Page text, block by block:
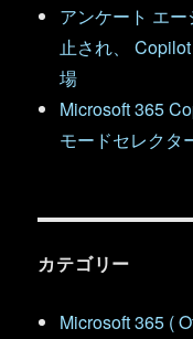
アンケート エ
止され、
場
Microsoft 365
モードセレクタ
カテゴリー
Microsoft 365 (